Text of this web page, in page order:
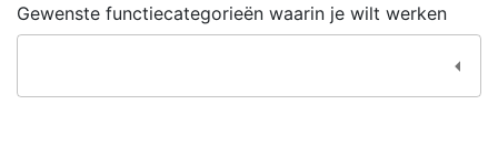
Gewenste functiecategorieën waarin je wilt werken